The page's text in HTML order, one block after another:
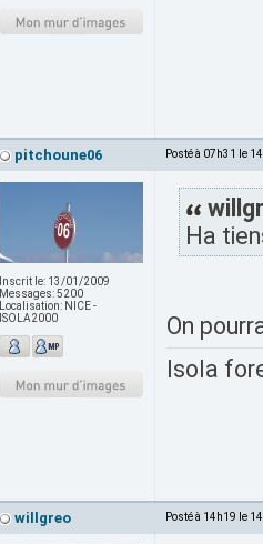
pitchoune06 Posté à 07h31 le
Inscrit le: 13/01/2009
Messages:5200
Localisation: NICE -
ISOLA2000
Ha
On
Isola
willgreo Posté à 14h19 le